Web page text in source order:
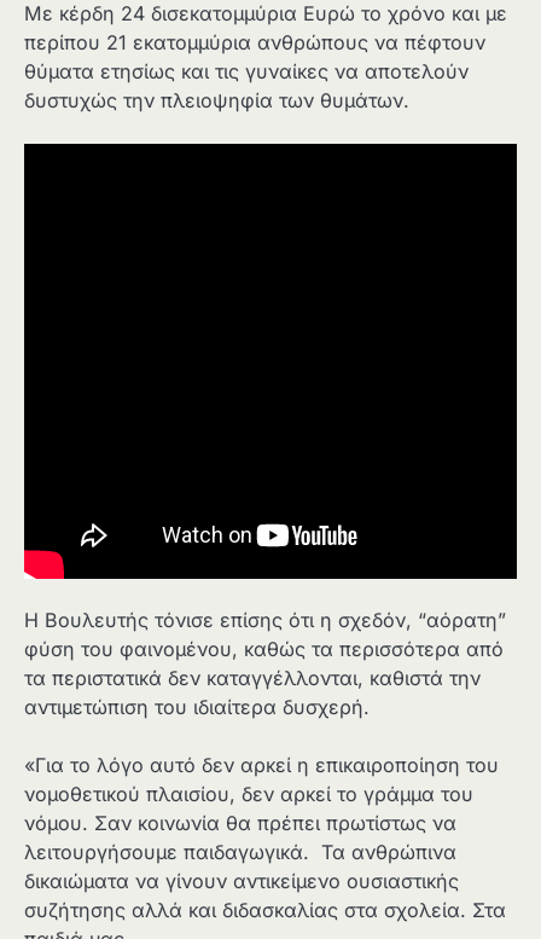
Με κέρδη 24 δισεκατομμύρια Ευρώ το χρόνο και με
περίπου 21 εκατομμύρια ανθρώπους να πέφτουν
θύματα ετησίως και τις γυναίκες να αποτελούν
δυστυχώς την πλειοψηφία των θυμάτων.
Η Βουλευτής τόνισε επίσης ότι η σχεδόν, “αόρατη”
φύση του φαινομένου, καθώς τα περισσότερα από
τα περιστατικά δεν καταγγέλλονται, καθιστά την
αντιμετώπιση του ιδιαίτερα δυσχερή.
«Για το λόγο αυτό δεν αρκεί η επικαιροποίηση του
νομοθετικού πλαισίου, δεν αρκεί το γράμμα του
νόμου. Σαν κοινωνία θα πρέπει πρωτίστως να
λειτουργήσουμε παιδαγωγικά. Τα ανθρώπινα
δικαιώματα να γίνουν αντικείμενο ουσιαστικής
συζήτησης αλλά και διδασκαλίας στα σχολεία. Στα